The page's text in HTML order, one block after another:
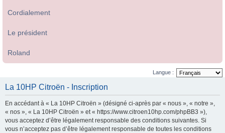
Cordialement
Le président
Roland
Langue :
La 10HP Citroën - Inscription
En accédant à « La 10HP Citroën » (désigné ci-après par « nous », « notre »,
« nos », « La 10HP Citroën » et « https://www.citroen10hp.com/phpBB3 »),
vous acceptez d’être légalement responsable des conditions suivantes. Si
vous n’acceptez pas d’être légalement responsable de toutes les conditions